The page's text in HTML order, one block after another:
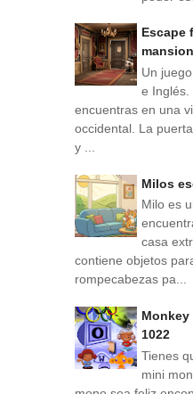
Escape
mansion
Un
e Inglés.
encuentras en una
occidental. La
y ...
Milos
Milo es
casa
contiene objetos
rompecabezas pa...
Monkey
1022
Tienes
mini